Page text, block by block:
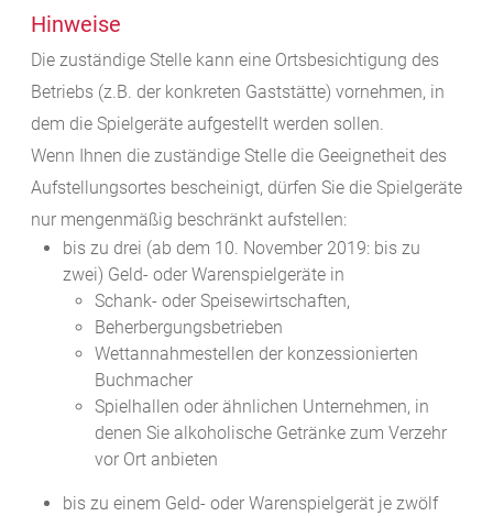
Hinweise
Die zuständige Stelle kann eine Ortsbesichtigung des
Betriebs (z.B. der konkreten Gaststätte) vornehmen, in
dem die Spielgeräte aufgestellt werden sollen.
Wenn Ihnen die zuständige Stelle die Geeignetheit des
Aufstellungsortes bescheinigt, dürfen Sie die Spielgeräte
nur mengenmäßig beschränkt aufstellen:
bis zu drei (ab dem 10. November 2019: bis zu
zwei) Geld- oder Warenspielgeräte in
Schank- oder Speisewirtschaften,
Beherbergungsbetrieben
Wettannahmestellen der konzessionierten
Buchmacher
Spielhallen oder ähnlichen Unternehmen, in
denen Sie alkoholische Getränke zum Verzehr
vor Ort anbieten
bis zu einem Geld- oder Warenspielgerät je zwölf